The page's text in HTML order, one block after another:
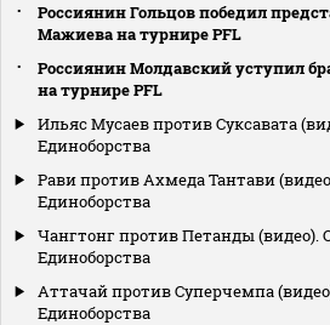
Россиянин Гольцов победил
Мажиева на турнире PFL
Россиянин Молдавский уступил
на турнире PFL
Ильяс Мусаев против Суксавата
Единоборства
Рави против Ахмеда Тантави
Единоборства
Чангтонг против Петанды (видео).
Единоборства
Аттачай против Суперчемпа
Единоборства